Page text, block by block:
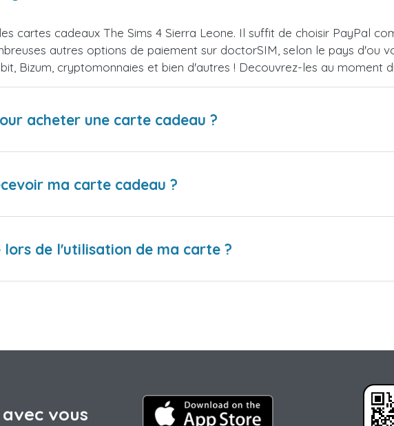
cartes cadeaux The Sims 4 Sierra Leone. Il suffit de choisir PayPal
autres options de paiement sur doctorSIM, selon le pays d'ou
Bizum, cryptomonnaies et bien d'autres ! Decouvrez-les au moment
acheter une carte cadeau ?
ma carte cadeau ?
de l'utilisation de ma carte ?
vous